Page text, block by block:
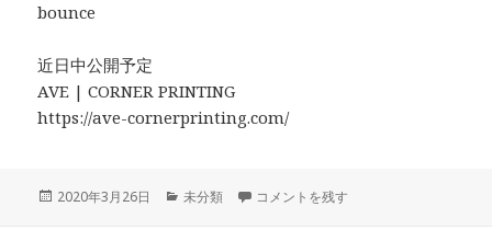
bounce
近日中公開予定
AVE | CORNER PRINTING
https://ave-cornerprinting.com/
投
2020年3月26日
カ
未分類 メディア掲載予定のお知らせ に
コメントを残す